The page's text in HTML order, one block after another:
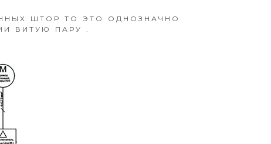
ШТОР ТО ЭТО ОДНОЗНАЧНО
ВИТУЮ ПАРУ .